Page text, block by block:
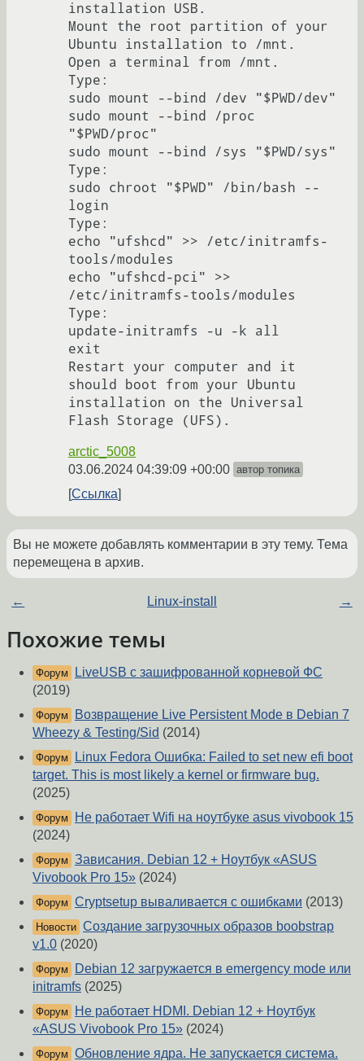
installation USB.
Mount the root partition of your
Ubuntu installation to /mnt.
Open a terminal from /mnt.
Type:
sudo mount --bind /dev "$PWD/dev"
sudo mount --bind /proc
"$PWD/proc"
sudo mount --bind /sys "$PWD/sys"
Type:
sudo chroot "$PWD" /bin/bash --
login
Type:
echo "ufshcd" >> /etc/initramfs-
tools/modules
echo "ufshcd-pci" >>
/etc/initramfs-tools/modules
Type:
update-initramfs -u -k all
exit
Restart your computer and it
should boot from your Ubuntu
installation on the Universal
arctic_5008
03.06.2024 04:39:09 +00:00 автор топика
Ссылка
Вы не можете добавлять комментарии в эту тему. Тема
перемещена в архив.
← Linux-install →
Похожие темы
Форум
LiveUSB с зашифрованной корневой ФС
(2019)
Форум
Возвращение Live Persistent Mode в Debian 7
Wheezy & Testing/Sid (2014)
Форум
Linux Fedora Ошибка: Failed to set new efi boot
target. This is most likely a kernel or firmware bug.
(2025)
Форум
Не работает Wifi на ноутбуке asus vivobook 15
(2024)
Форум Зависания. Debian 12 + Ноутбук «ASUS
Vivobook Pro 15» (2024)
Форум Cryptsetup вываливается с ошибками (2013)
Новости Создание загрузочных образов boobstrap
v1.0 (2020)
Форум
Debian 12 загружается в emergency mode или
initramfs (2025)
Форум
Не работает HDMI. Debian 12 + Ноутбук
«ASUS Vivobook Pro 15» (2024)
Форум Обновление ядра. Не запускается система.